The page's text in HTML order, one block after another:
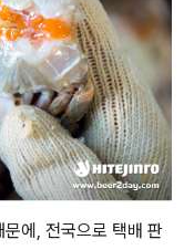
에, 전국으로 택배 판